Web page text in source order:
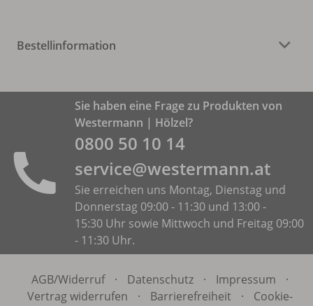
Bestellinformation
Sie haben eine Frage zu Produkten von
Westermann | Hölzel?
0800 50 10 14
service@westermann.at
Sie erreichen uns Montag, Dienstag und
Donnerstag 09:00 - 11:30 und 13:00 -
15:30 Uhr sowie Mittwoch und Freitag 09:00
- 11:30 Uhr.
AGB/Widerruf · Datenschutz · Impressum
·
Vertrag widerrufen
· Barrierefreiheit ·
Cookie-